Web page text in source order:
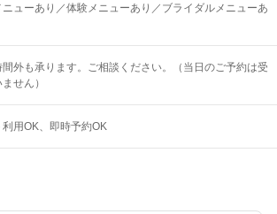
ニューあり／体験メニューあり／ブライダルメニューあ
外も承ります。ご相談ください。（当日のご予約は受
せん）
用OK 即時予約OK